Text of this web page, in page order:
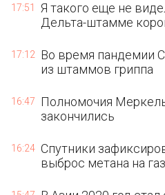
17:51
Я такого еще не
Дельта-штамме
17:12
Во время пандемии
из штаммов гриппа
16:47
Полномочия
закончились
16:24 Спутники
выброс метана на